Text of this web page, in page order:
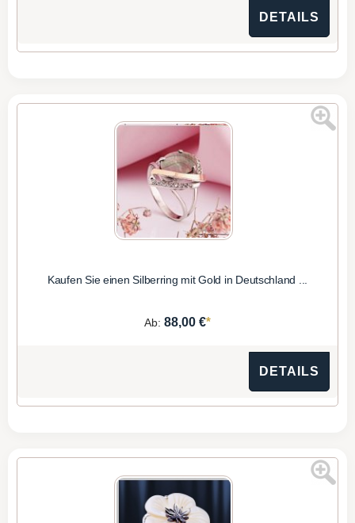
DETAILS
Kaufen Sie einen Silberring mit Gold in Deutschland ...
Ab: 88,00 €*
DETAILS